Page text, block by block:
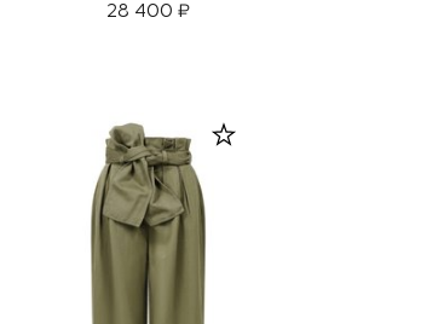
28 400 ₽